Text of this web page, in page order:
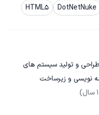
DotNetNuke
HTML5
و تولید سیستم های
نویسی و زیرساخت